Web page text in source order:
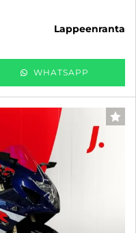
lappeenranta
WHATSAPP